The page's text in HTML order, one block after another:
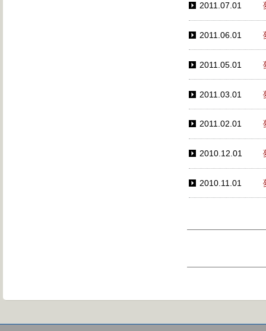
2011.07.01
2011.06.01
2011.05.01
2011.03.01
2011.02.01
2010.12.01
2010.11.01